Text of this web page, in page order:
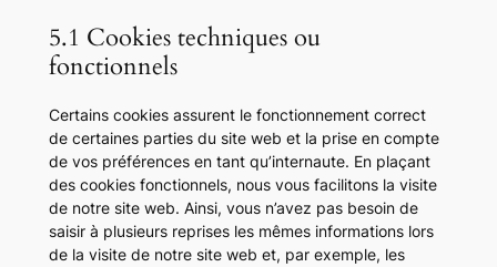
5.1 Cookies techniques ou
fonctionnels
Certains cookies assurent le fonctionnement correct
de certaines parties du site web et la prise en compte
de vos préférences en tant qu’internaute. En plaçant
des cookies fonctionnels, nous vous facilitons la visite
de notre site web. Ainsi, vous n’avez pas besoin de
saisir à plusieurs reprises les mêmes informations lors
de la visite de notre site web et, par exemple, les